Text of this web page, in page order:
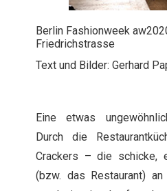
Berlin Fashionweek
Friedrichstrasse
Text und Bilder: Gerhard
Eine etwas
Durch die
Crackers – die schicke,
(bzw. das Restaurant)